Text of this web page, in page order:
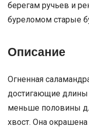
берегам ручьев и
буреломом старые
Описание
Огненная
достигающие длины
меньше половины
хвост. Она